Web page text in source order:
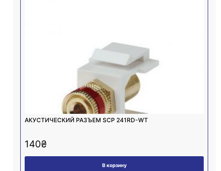
АКУСТИЧЕСКИЙ РАЗЪЕМ SCP 241RD-WT
140₴
В корзину